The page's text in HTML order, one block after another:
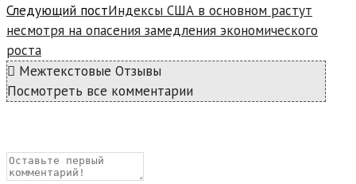
Следующий постИндексы США в основном растут
несмотря на опасения замедления экономического
роста
Межтекстовые Отзывы
Посмотреть все комментарии